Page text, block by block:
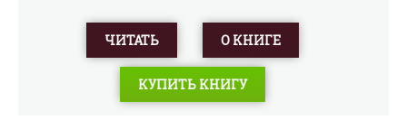
ЧИТАТЬ О КНИГЕ
КУПИТЬ КНИГУ